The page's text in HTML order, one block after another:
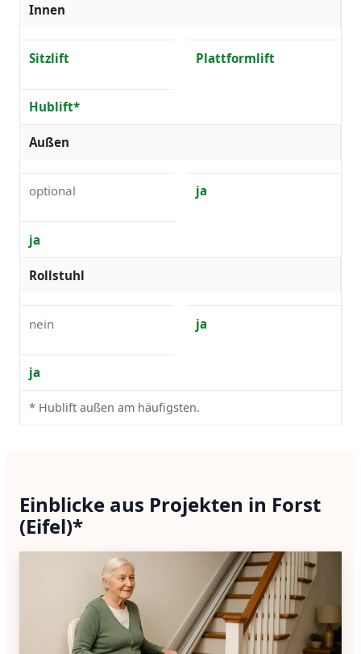
Innen
Sitzlift Plattformlift
Hublift*
Außen
optional ja
ja
Rollstuhl
nein ja
ja
* Hublift außen am häufigsten.
Einblicke aus Projekten in Forst
(Eifel)*